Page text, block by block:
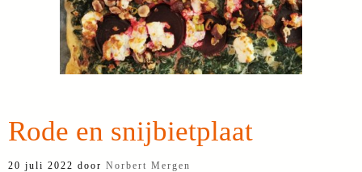
Rode en snijbietplaat
20 juli 2022 door Norbert Mergen